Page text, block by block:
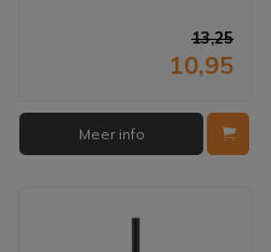
13,25
10,95
Meer info